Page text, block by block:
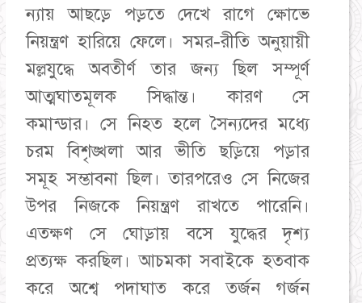
ন্যায় আছড়ে পড়তে দেখে রাগে ক্ষোভে
নিয়ন্ত্রণ হারিয়ে ফেলে। সমর-রীতি অনুয়ায়ী
মল্লযুদ্ধে অবতীর্ণ তার জন্য ছিল সম্পূর্ণ
আত্মঘাতমূলক সিদ্ধান্ত। কারণ সে
কমান্ডার। সে নিহত হলে সৈন্যদের মধ্যে
চরম বিশৃঙ্খলা আর ভীতি ছড়িয়ে পড়ার
সমূহ সম্ভাবনা ছিল। তারপরেও সে নিজের
উপর নিজকে নিয়ন্ত্রণ রাখতে পারেনি।
এতক্ষণ সে ঘোড়ায় বসে যুদ্ধের দৃশ্য
প্রত্যক্ষ করছিল। আচমকা সবাইকে হতবাক
করে অশ্বে পদাঘাত করে তর্জন গর্জন